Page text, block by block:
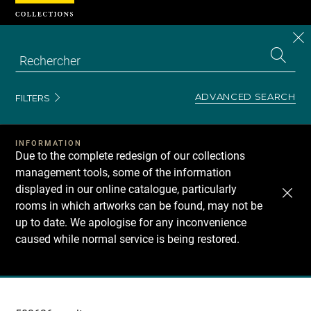
FILTERS ADVANCED SEARCH
INFORMATION
Due to the complete redesign of our collections
management tools, some of the information
displayed in our online catalogue, particularly
rooms in which artworks can be found, may not be
up to date. We apologise for any inconvenience
caused while normal service is being restored.
Recherche
Cookies management panel